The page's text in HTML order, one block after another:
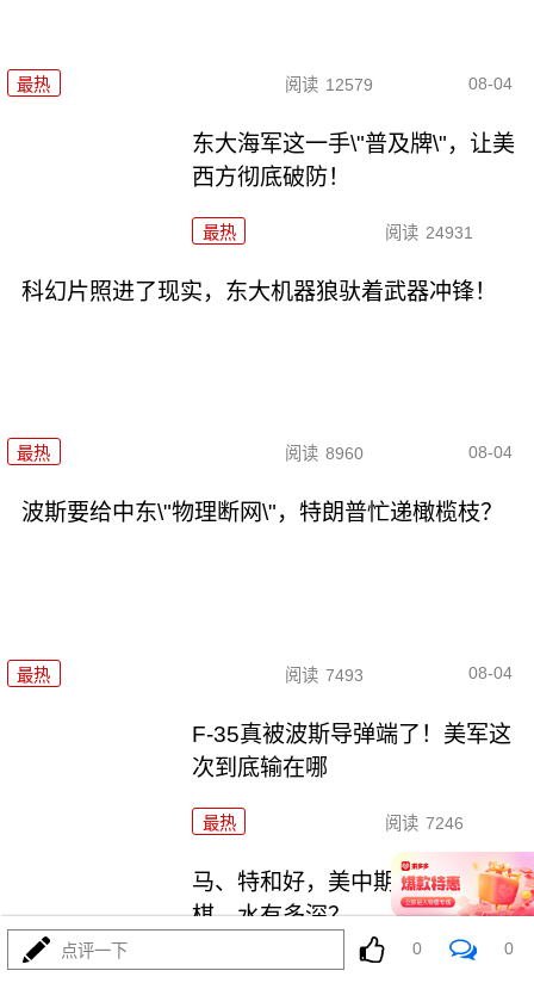
最热 阅读 12579 08-04
东大海军这一手\"普及牌\"，让美
西方彻底破防！
最热 阅读 24931
科幻片照进了现实，东大机器狼驮着武器冲锋！
最热 阅读 8960 08-04
波斯要给中东\"物理断网\"，特朗普忙递橄榄枝？
最热 阅读 7493 08-04
F-35真被波斯导弹端了！美军这
次到底输在哪
最热 阅读 7246
马、特和好，美中期选举这盘大
棋，水有多深？
最热
点评一下 0 0